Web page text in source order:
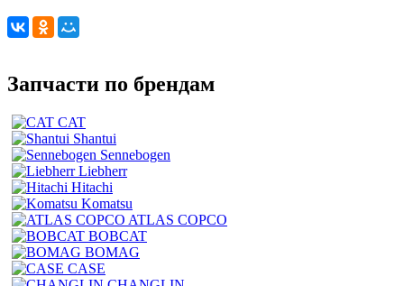
Запчасти по брендам
CAT
Shantui
Sennebogen
Liebherr
Hitachi
Komatsu
ATLAS COPCO
BOBCAT
BOMAG
CASE